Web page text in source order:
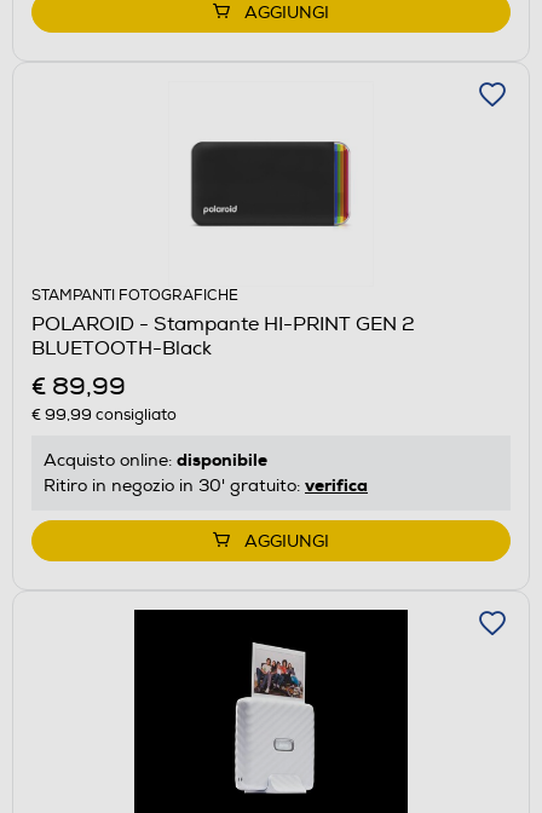
AGGIUNGI
STAMPANTI FOTOGRAFICHE
POLAROID - Stampante HI-PRINT GEN 2
BLUETOOTH-Black
€ 89,99
€ 99,99 consigliato
Acquisto online: disponibile
Ritiro in negozio in 30' gratuito: verifica
AGGIUNGI